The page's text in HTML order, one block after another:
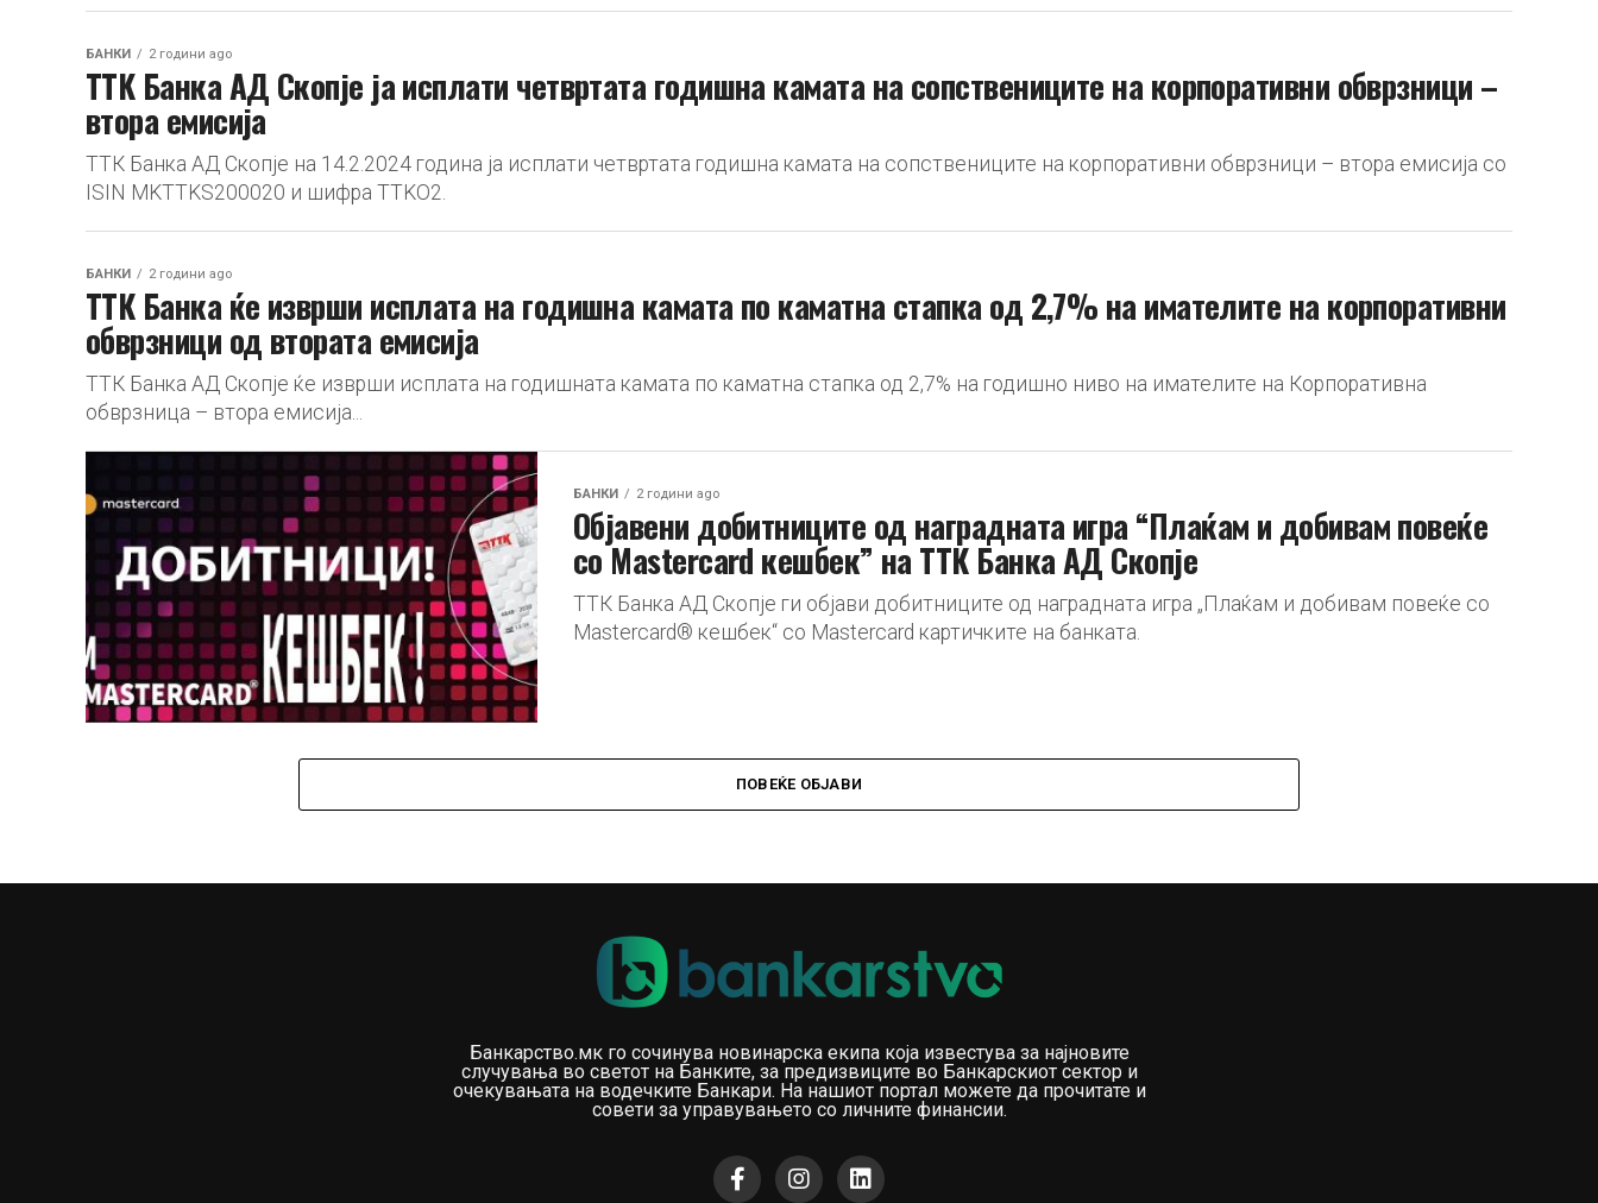
БАНКИ 2 години ago
TTK Банка АД Скопје ја исплати четвртата годишна камата на сопствениците на корпоративни обврзници –
втора емисија
ТТК Банка АД Скопје на 14.2.2024 година ја исплати четвртата годишна камата на сопствениците на корпоративни обврзници – втора емисија со
ISIN MKTTKS200020 и шифра TTKO2.
БАНКИ 2 години ago
ТТК Банка ќе изврши исплата на годишна камата по каматна стапка од 2,7% на имателите на корпоративни
обврзници од втората емисија
ТТК Банка АД Скопје ќе изврши исплата на годишната камата по каматна стапка од 2,7% на годишно ниво на имателите на Корпоративна
обврзница – втора емисија...
БАНКИ 2 години ago
Објавени добитниците од наградната игра “Плаќам и добивам повеќе
со Mastercard кешбек” на ТТК Банка АД Скопје
ТТК Банка АД Скопје ги објави добитниците од наградната игра „Плаќам и добивам повеќе со
Mastercard® кешбек“ со Mastercard картичките на банката.
ПОВЕЌЕ ОБЈАВИ
Банкарство.мк го сочинува новинарска екипа која известува за најновите
случувања во светот на Банките, за предизвиците во Банкарскиот сектор и
очекувањата на водечките Банкари. На нашиот портал можете да прочитате и
совети за управувањето со личните финансии.